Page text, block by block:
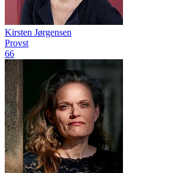
Kirsten Jørgensen
Provst
66